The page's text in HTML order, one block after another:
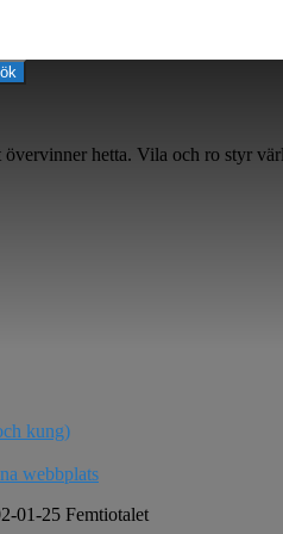
hetta. Vila och ro styr
kung)
webbplats
01-25 Femtiotalet